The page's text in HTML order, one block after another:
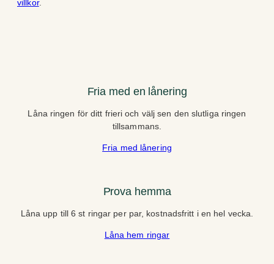
villkor.
Fria med en lånering
Låna ringen för ditt frieri och välj sen den slutliga ringen
tillsammans.
Fria med lånering
Prova hemma
Låna upp till 6 st ringar per par, kostnadsfritt i en hel vecka.
Låna hem ringar